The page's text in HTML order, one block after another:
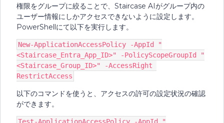
権限をグループに絞ることで、Staircase AIがグループ内の
ユーザー情報にしかアクセスできないように設定します。
PowerShellにて以下を実行します。
New-ApplicationAccessPolicy -AppId "
<Staircase_Entra_App_ID>" -PolicyScopeGroupId "
<Staircase_Group_ID>" -AccessRight
RestrictAccess
以下のコマンドを使うと、アクセスの許可の設定状況の確認
ができます。
Test-ApplicationAccessPolicy -AppId "